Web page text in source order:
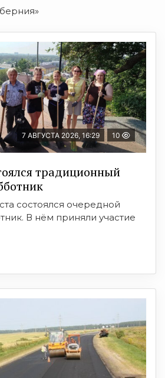
7 АВГУСТА 2026, 16:29 10
традиционный
состоялся очередной
В нём приняли участие